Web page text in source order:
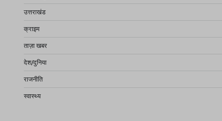
उत्तराखंड
क्राइम
ताज़ा खबर
देश/दुनिया
राजनीति
स्वास्थ्य